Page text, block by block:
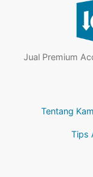
Jual Premium
Tentang
Tips